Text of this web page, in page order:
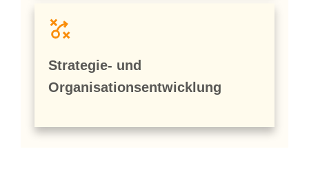
Strategie- und
Organisationsentwicklung